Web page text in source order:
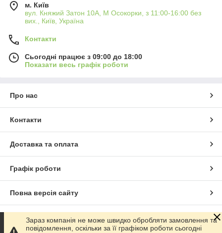
м. Київ
вул. Княжий Затон 10А, М Осокорки, з 11:00-16:00 без
вих., Київ, Україна
Контакти
Сьогодні працює з 09:00 до 18:00
Показати весь графік роботи
Про нас
Контакти
Доставка та оплата
Графік роботи
Повна версія сайту
Сайт створено на маркетплейсі Prom.ua
Зараз компанія не може швидко обробляти замовлення та
повідомлення, оскільки за її графіком роботи сьогодні